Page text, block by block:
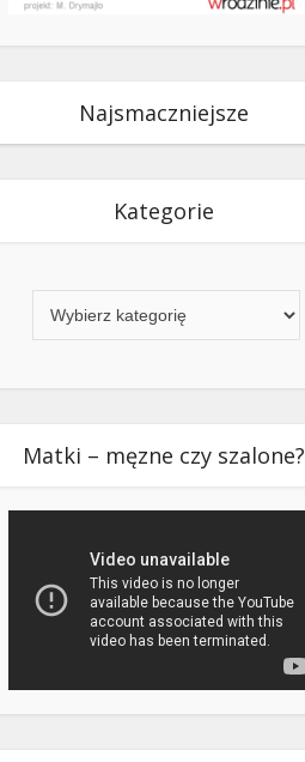
Najsmaczniejsze
Kategorie
Matki – męzne czy szalone?